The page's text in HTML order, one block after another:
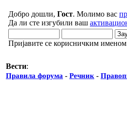
Добро дошли, Гост. Молимо вас
Да ли сте изгубили ваш
Пријавите се корисничким
Вести:
Правила форума - Речник -